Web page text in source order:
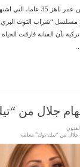
توفيت الفنانة التركية إيجه
“شراب التوت البري”
بأن الفنانة فارقت
جلال من
من “تيك توك” مغلقة